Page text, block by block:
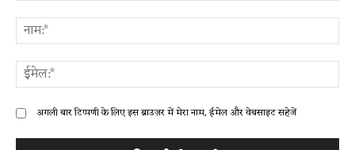
अगली बार टिप्पणी के लिए इस ब्राउज़र में मेरा नाम, ईमेल और वेबसाइट सहेजें